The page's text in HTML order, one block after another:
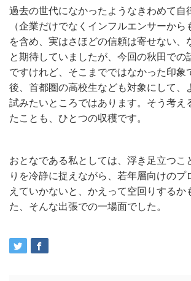
過去の世代になかったようなきわめて自
（企業だけでなくインフルエンサーから
を含め、実はさほどの信頼は寄せない、
と期待していましたが、今回の秋田での
ですけれど、そこまでではなかった印象
後、首都圏の高校生なども対象にして、
試みたいところではあります。そう考え
たことも、ひとつの収穫です。
おとなである私としては、浮き足立つこ
りを冷静に捉えながら、若年層向けのプ
えていかないと、かえって空回りする
た、そんな出張での一場面でした。